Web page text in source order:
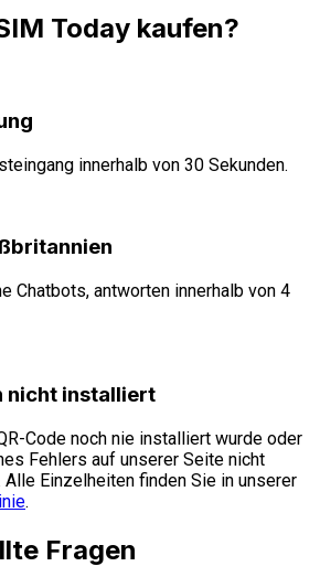
Today kaufen?
innerhalb von 30 Sekunden.
Chatbots, antworten innerhalb von 4
nicht installiert
Code noch nie installiert wurde oder
Fehlers auf unserer Seite nicht
Einzelheiten finden Sie in unserer
.
Fragen